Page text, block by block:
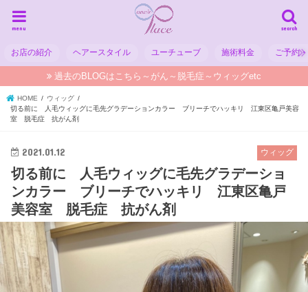
search
menu
お店の紹介 ヘアースタイル ユーチューブ 施術料金 ご予約
過去のBLOGはこちら～がん～脱毛症～ウィッグetc
HOME
ウィッグ
切る前に 人毛ウィッグに毛先グラデーションカラー ブリーチでハッキリ 江東区亀戸美容
室 脱毛症 抗がん剤
ウィッグ
2021.01.12
切る前に 人毛ウィッグに毛先グラデーショ
ンカラー ブリーチでハッキリ 江東区亀戸
美容室 脱毛症 抗がん剤